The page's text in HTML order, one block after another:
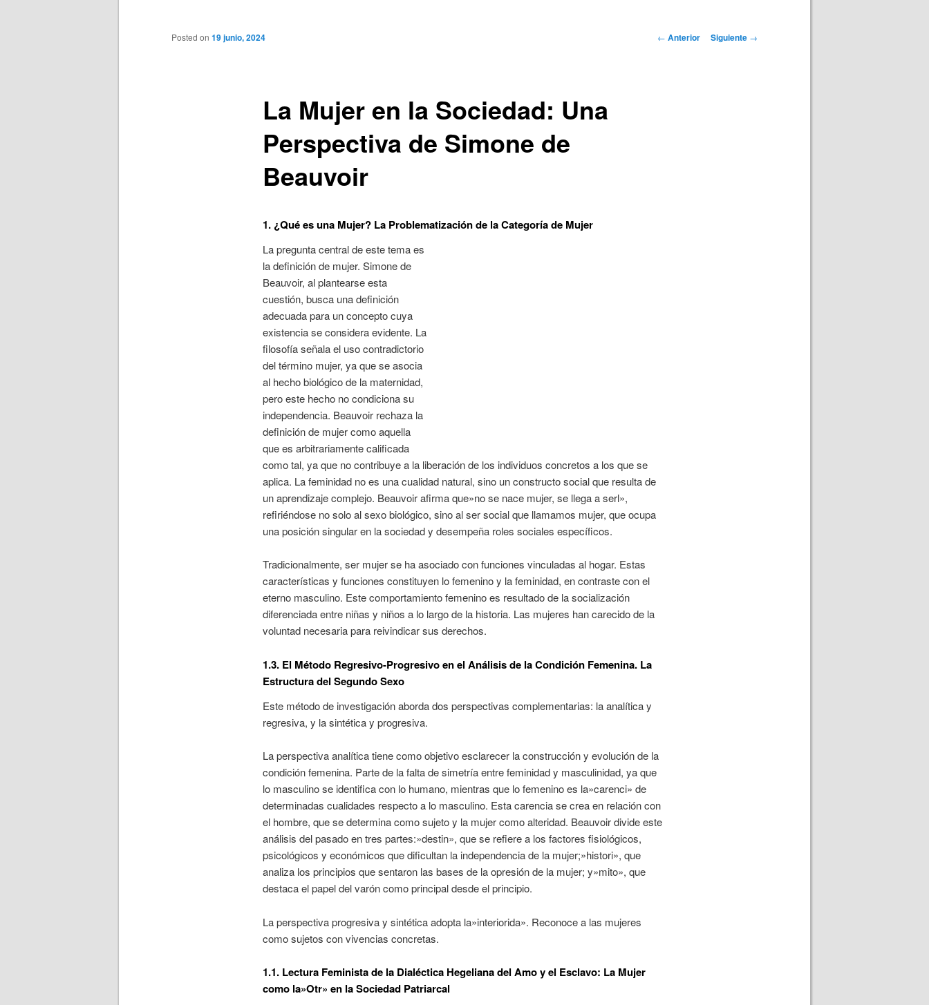
Navegación
← Anterior Siguiente →
La Mujer en la Sociedad: Una
Perspectiva de Simone de
Beauvoir
Posted on 19 junio, 2024
1. ¿Qué es una Mujer? La Problematización de la Categoría de Mujer
La pregunta central de este tema es
la definición de mujer. Simone de
Beauvoir, al plantearse esta
cuestión, busca una definición
adecuada para un concepto cuya
existencia se considera evidente. La
filosofía señala el uso contradictorio
del término mujer, ya que se asocia
al hecho biológico de la maternidad,
pero este hecho no condiciona su
independencia. Beauvoir rechaza la
definición de mujer como aquella
que es arbitrariamentecalificada
como tal, ya que no contribuye a la liberación de los individuos concretos a los que se
aplica. La feminidad no es una cualidad natural, sino un constructo social que resulta de
un aprendizaje complejo. Beauvoir afirma que»no se nace mujer, se llega a serl»,
refiriéndose no solo al sexo biológico, sino al ser social que llamamos mujer, que ocupa
una posición singular en la sociedad y desempeña roles sociales específicos.
Tradicionalmente, ser mujer se ha asociado con funciones vinculadas al hogar. Estas
características y funciones constituyen lo femenino y la feminidad, en contraste con el
eterno masculino. Este comportamiento femenino es resultado de la socialización
diferenciada entre niñas y niños a lo largo de la historia. Las mujeres han carecido de la
voluntad necesaria para reivindicar sus derechos.
1.3. El Método Regresivo-Progresivo en el Análisis de la Condición Femenina. La
Estructura del Segundo Sexo
Este método de investigación aborda dos perspectivas complementarias: la analítica y
regresiva, y la sintética y progresiva.
La perspectiva analítica tiene como objetivo esclarecer la construcción y evolución de la
condición femenina. Parte de la falta de simetría entre feminidad y masculinidad, ya que
lo masculino se identifica con lo humano, mientras que lo femenino es la»carenci» de
determinadas cualidades respecto a lo masculino. Esta carencia se crea en relación con
el hombre, que se determina como sujeto y la mujer como alteridad. Beauvoir divide este
análisis del pasado en tres partes:»destin», que se refiere a los factores fisiológicos,
psicológicos y económicos que dificultan la independencia de la mujer;»histori», que
analiza los principios que sentaron las bases de la opresión de la mujer; y»mito», que
destaca el papel del varón como principal desde el principio.
La perspectiva progresiva y sintética adopta la»interiorida». Reconoce a las mujeres
como sujetos con vivencias concretas.
1.1. Lectura Feminista de la Dialéctica Hegeliana del Amo y el Esclavo: La Mujer
como la»Otr» en la Sociedad Patriarcal